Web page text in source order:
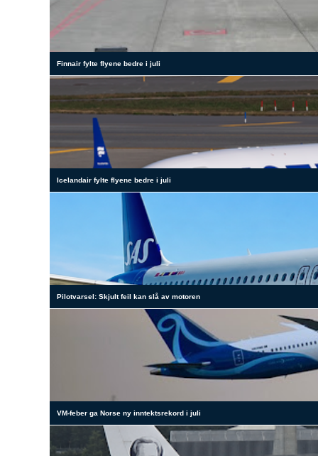
Finnair fylte flyene bedre i juli
Icelandair fylte flyene bedre i juli
Pilotvarsel: Skjult feil kan slå av motoren
VM-feber ga Norse ny inntektsrekord i juli